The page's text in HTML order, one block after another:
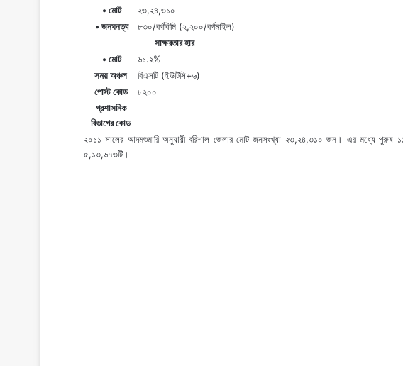
• মোট
২৩,২৪,৩১০
• জনঘনত্ব
৮৩০/বর্গকিমি (২,২০০/বর্গমাইল)
সাক্ষরতার হার
• মোট
৬১.২%
সময় অঞ্চল
বিএসটি (ইউটিসি+৬)
পোস্ট কোড
৮২০০
প্রশাসনিক
বিভাগের কোড
২০১১ সালের আদমশুমারি অনুযায়ী বরিশাল জেলার মোট জনসংখ্যা ২৩,২৪,৩১০ জন। এর মধ্যে
৫,১৩,৬৭৩টি।